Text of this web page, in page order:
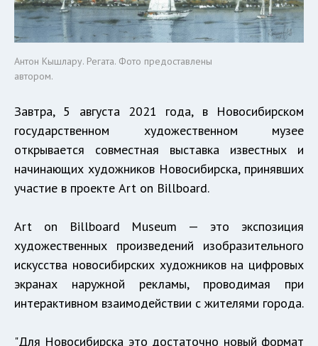
Антон Кышлару. Регата. Фото предоставлены
автором.
Завтра, 5 августа 2021 года, в Новосибирском
государственном художественном музее
открывается совместная выставка известных и
начинающих художников Новосибирска, принявших
участие в проекте Art on Billboard.
Art on Billboard Museum — это экспозиция
художественных произведений изобразительного
искусства новосибирских художников на цифровых
экранах наружной рекламы, проводимая при
интерактивном взаимодействии с жителями города.
"Для Новосибирска это достаточно новый формат